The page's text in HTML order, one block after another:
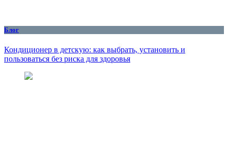
Блог
Кондиционер в детскую: как выбрать, установить и
пользоваться без риска для здоровья